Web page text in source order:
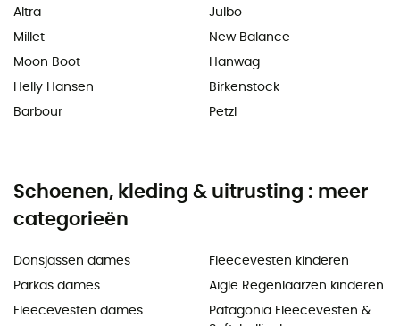
Altra
Millet
Moon Boot
Helly Hansen
Barbour
Julbo
New Balance
Hanwag
Birkenstock
Petzl
Schoenen, kleding & uitrusting : meer
categorieën
Donsjassen dames
Parkas dames
Fleecevesten dames
Fleecevesten kinderen
Aigle Regenlaarzen kinderen
Patagonia Fleecevesten &